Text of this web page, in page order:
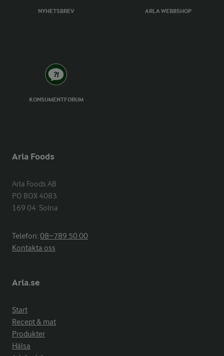
NYHETSBREV ARLA WEBBSHOP
KONSUMENTFORUM
Arla Foods
Arla Foods AB
PO BOX 4083
169 04  Solna
Telefon:08−789 50 00
Kontakta oss
Arla.se
Start
Recept & mat
Produkter
Hälsa